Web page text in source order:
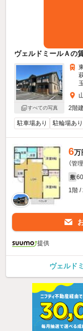
ヴェルドミールＡの
すべての写真
2階
駐車場あり 駐輪場あり
6万
（管
敷
1階 /
提供
ヴェルド